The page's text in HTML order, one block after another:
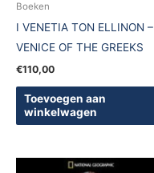
Boeken
I VENETIA TON ELLINON –
VENICE OF THE GREEKS
€110,00
Toevoegen aan
winkelwagen